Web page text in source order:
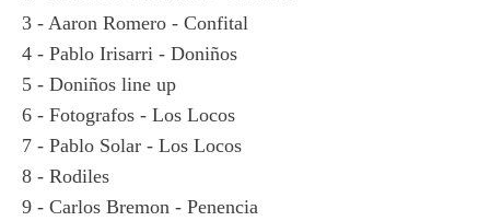
3 - Aaron Romero - Confital
4 - Pablo Irisarri - Doniños
5 - Doniños line up
6 - Fotografos - Los Locos
7 - Pablo Solar - Los Locos
8 - Rodiles
9 - Carlos Bremon - Penencia